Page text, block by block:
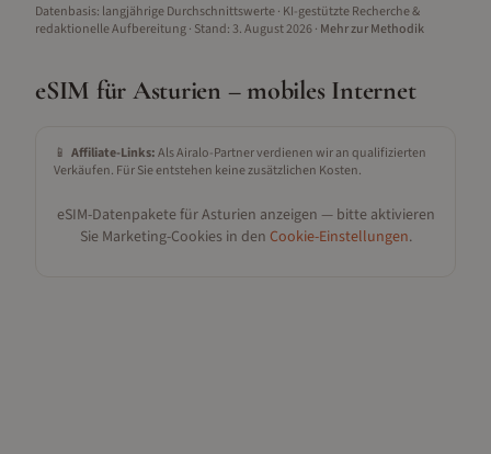
Datenbasis: langjährige Durchschnittswerte · KI-gestützte Recherche &
redaktionelle Aufbereitung· Stand: 3. August 2026· Mehr zur Methodik
eSIM für Asturien – mobiles Internet
📱 Affiliate-Links:Als Airalo-Partner verdienen wir an qualifizierten
Verkäufen. Für Sie entstehen keine zusätzlichen Kosten.
eSIM-Datenpakete fürAsturien anzeigen — bitte aktivieren
Sie Marketing-Cookies in den Cookie-Einstellungen.